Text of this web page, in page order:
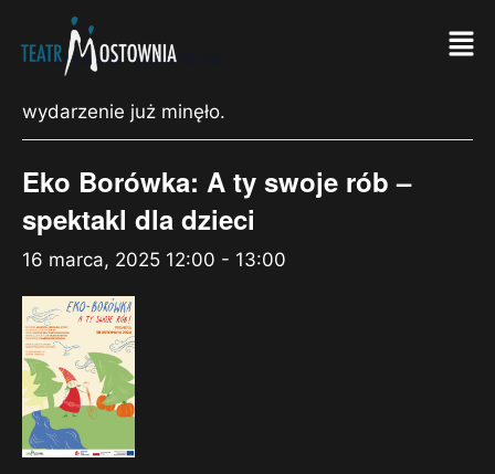
« Wszystkie Wydarzenia
wydarzenie już minęło.
Eko Borówka: A ty swoje rób –
spektakl dla dzieci
16 marca, 2025 12:00 - 13:00